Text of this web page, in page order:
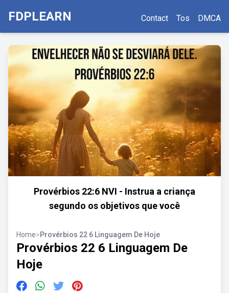
FDPLEARN Contact Tos DMCA
Provérbios 22:6 NVI - Instrua a criança
segundo os objetivos que você
Home>Provérbios 22 6 Linguagem De Hoje
Provérbios 22 6 Linguagem De
Hoje